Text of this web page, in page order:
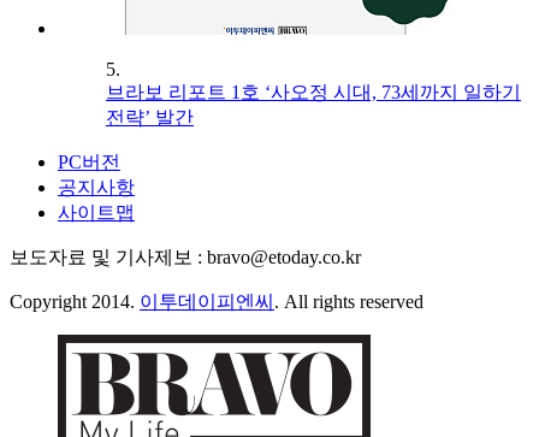
5.
브라보 리포트 1호 ‘사오정 시대, 73세까지 일하기
전략’ 발간
PC버전
공지사항
사이트맵
보도자료 및 기사제보 : bravo@etoday.co.kr
Copyright 2014. 이투데이피엔씨 . All rights reserved